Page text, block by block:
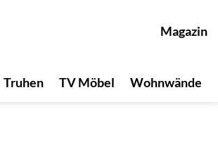
Magazin
Truhen TV Möbel Wohnwände